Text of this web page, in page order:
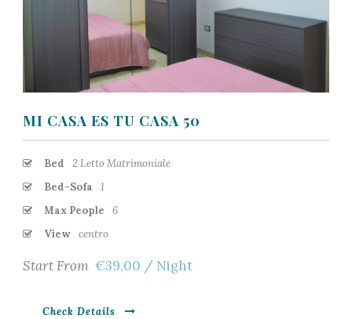
MI CASA ES TU CASA 50
Bed
2 Letto Matrimoniale
Bed-Sofa
1
Max People
6
View centro
Start From €39,00 / Night
Check Details